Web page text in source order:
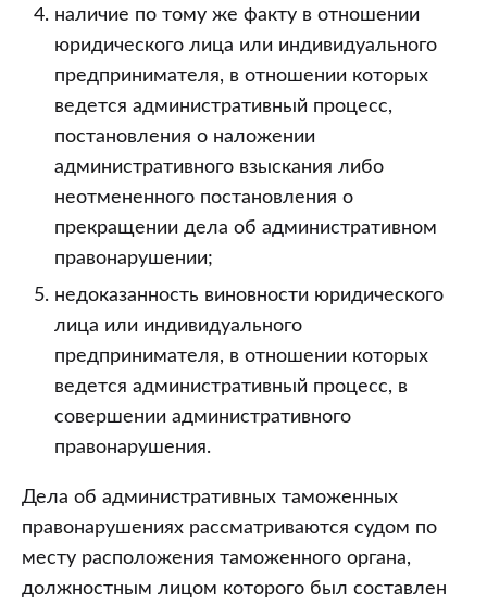
наличие по тому же факту в отношении
юридического лица или индивидуального
предпринимателя, в отношении которых
ведется административный процесс,
постановления о наложении
административного взыскания либо
неотмененного постановления о
прекращении дела об административном
правонарушении;
недоказанность виновности юридического
лица или индивидуального
предпринимателя, в отношении которых
ведется административный процесс, в
совершении административного
правонарушения.
Дела об административных таможенных
правонарушениях рассматриваются судом по
месту расположения таможенного органа,
должностным лицом которого был составлен